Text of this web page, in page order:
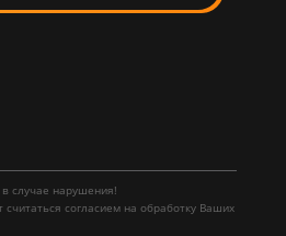
случае нарушения!
согласием на обработку Ваших